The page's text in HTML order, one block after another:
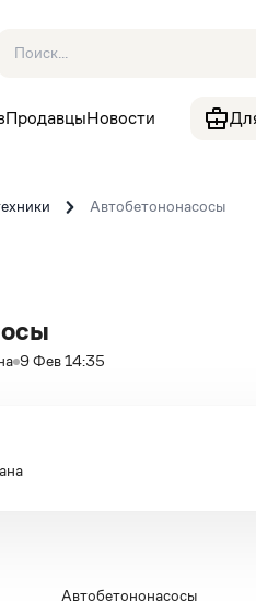
ПродавцыНовости
Автобетононасосы
9 Фев 14:35
Автобетононасосы